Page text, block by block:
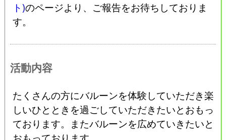
ト)のページより、ご報告をお待ちしておりま
す。
活動内容
たくさんの方にバルーンを体験していただき楽
しいひとときを過ごしていただきたいとおもっ
ております。またバルーンを広めていきたいと